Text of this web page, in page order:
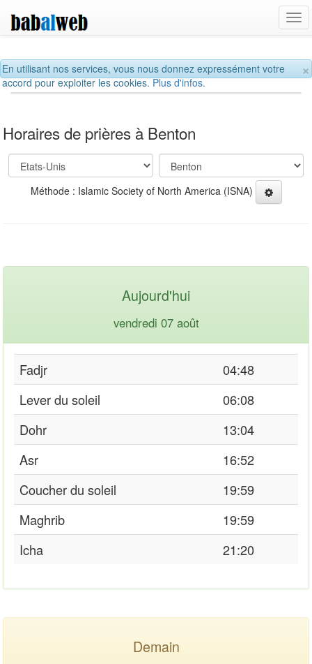
×
En utilisant nos services, vous nous donnez expressément votre
accord pour exploiter les cookies.Plus d'infos.
Horaires de prières à Benton
Méthode : Islamic Society of North America (ISNA)
Aujourd'hui
vendredi 07 août
Fadjr
04:48
Lever du soleil
06:08
Dohr
13:04
Asr
16:52
Coucher du soleil
19:59
Maghrib
19:59
Icha
21:20
Demain